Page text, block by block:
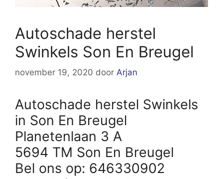
Autoschade herstel
Swinkels Son En Breugel
november 19, 2020 door Arjan
Autoschade herstel Swinkels
in Son En Breugel
Planetenlaan 3 A
5694 TM Son En Breugel
Bel ons op: 646330902